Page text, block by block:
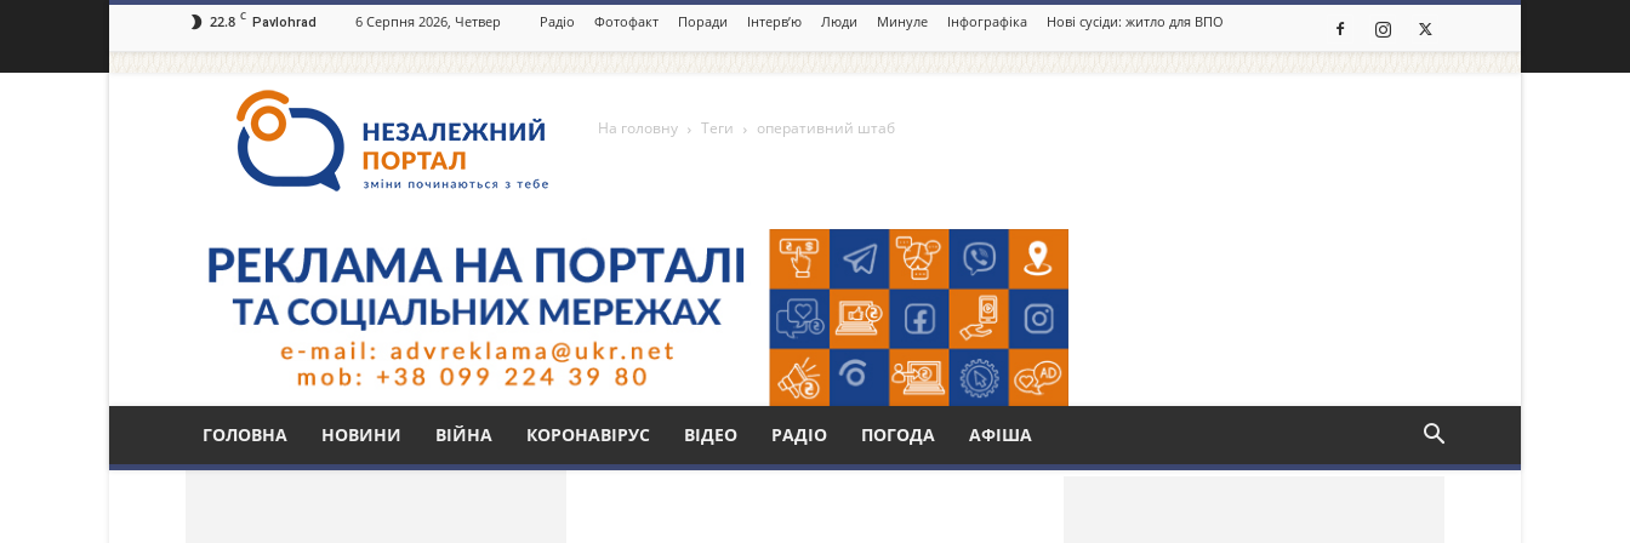
22.8 C Pavlohrad 6 Серпня 2026, Четвер Радіо Фотофакт Поради Інтерв’ю Люди Минуле Інфографіка Нові сусіди: житло для ВПО
портал
Павлоград.dp.ua
ГОЛОВНА НОВИНИ ВІЙНА КОРОНАВІРУС ВІДЕО РАДІО ПОГОДА АФІША
На головну Теги оперативний штаб
Тег: оперативний штаб